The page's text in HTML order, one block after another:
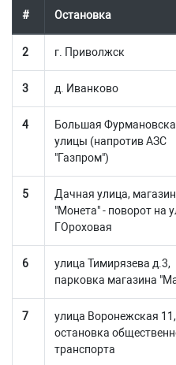
# Остановка
2 г. Приволжск
3 д. Иванково
4
Большая
улицы (напротив АЗС
"Газпром")
5
Дачная улица, магазин
"Монета" - поворот на
ГОроховая
6
улица Тимирязева д.3,
парковка магазина
7
улица Воронежская 11,
остановка
транспорта